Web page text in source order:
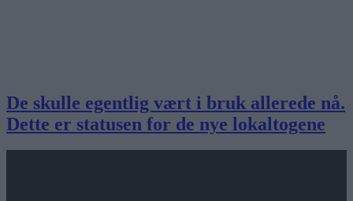
De skulle egentlig vært i bruk allerede nå.
Dette er statusen for de nye lokaltogene